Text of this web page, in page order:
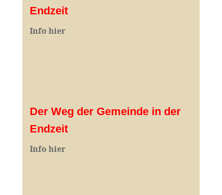
Endzeit
Info hier
Der Weg der Gemeinde in der
Endzeit
Info hier